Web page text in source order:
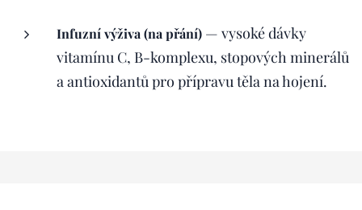
Infuzní výživa (na přání) — vysoké dávky
vitamínu C, B-komplexu, stopových minerálů
a antioxidantů pro přípravu těla na hojení.